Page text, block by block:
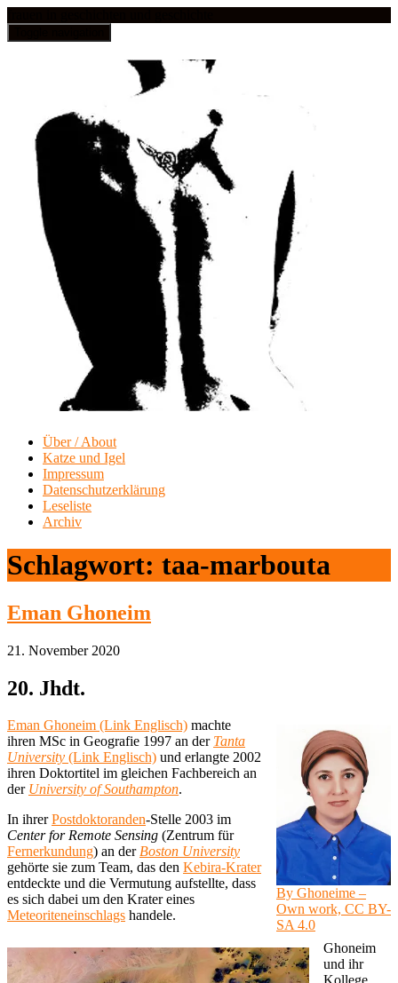
Über / About
Katze und Igel
Impressum
Datenschutzerklärung
Leseliste
Archiv
Schlagwort: taa-marbouta
Eman Ghoneim
21. November 2020
20. Jhdt.
By Ghoneime –
Own work, CC BY-
SA 4.0
Eman Ghoneim (Link Englisch) machte
ihren MSc in Geografie 1997 an der Tanta
University (Link Englisch) und erlangte 2002
ihren Doktortitel im gleichen Fachbereich an
der University of Southampton.
In ihrerPostdoktoranden-Stelle 2003 im
Center for Remote Sensing (Zentrum für
Fernerkundung) an derBoston University
gehörte sie zum Team, das den Kebira-Krater
entdeckte und die Vermutung aufstellte, dass
es sich dabei um den Krater eines
Meteoriteneinschlags handele.
Ghoneim
und ihr